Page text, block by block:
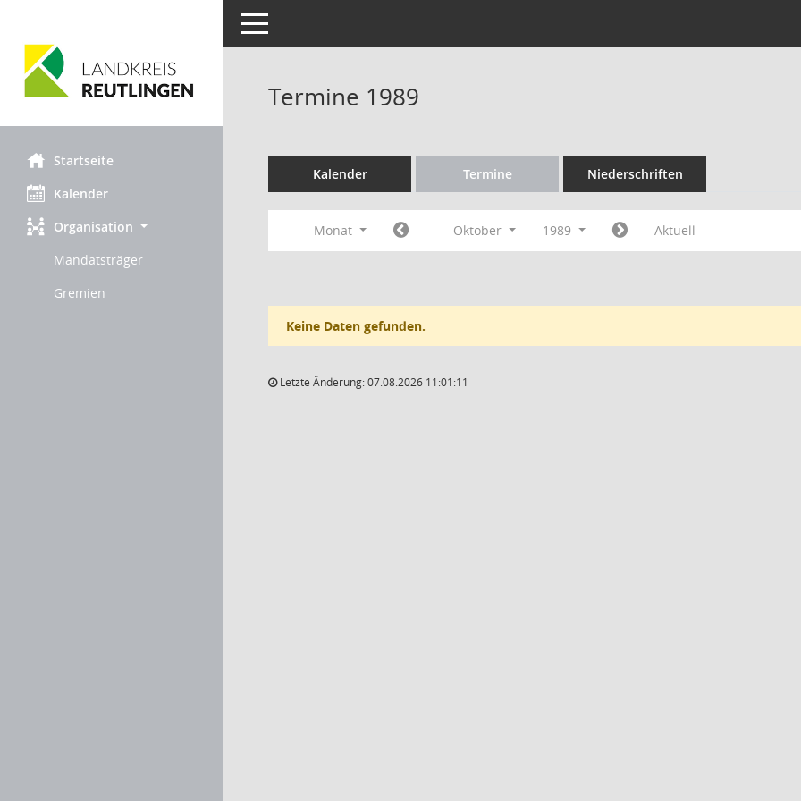
Startseite
Kalender
Organisation
Mandatsträger
Gremien
Toggle navigation
Termine 1989
Kalender Termine Niederschriften
Monat Oktober 1989 Aktuell
Keine Daten gefunden.
Letzte Änderung: 07.08.2026 11:01:11